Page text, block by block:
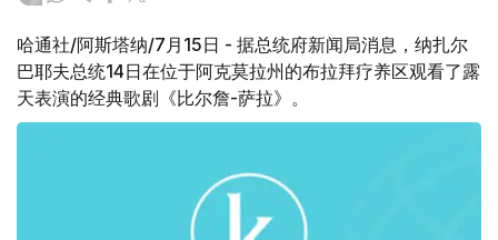
哈通社/阿斯塔纳/7月15日 - 据总统府新闻局消息，纳扎尔
巴耶夫总统14日在位于阿克莫拉州的布拉拜疗养区观看了露
天表演的经典歌剧《比尔詹-萨拉》。